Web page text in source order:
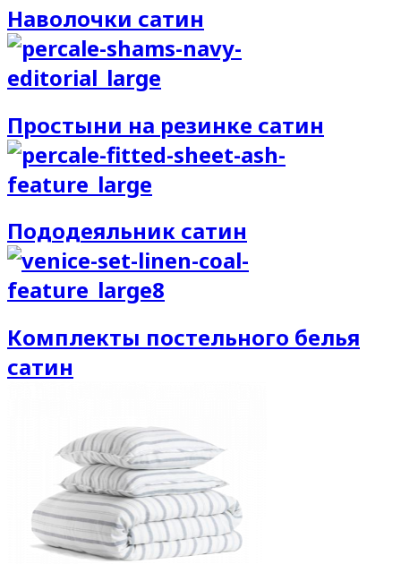
Наволочки сатин
Простыни на резинке сатин
Пододеяльник сатин
Комплекты постельного белья
сатин